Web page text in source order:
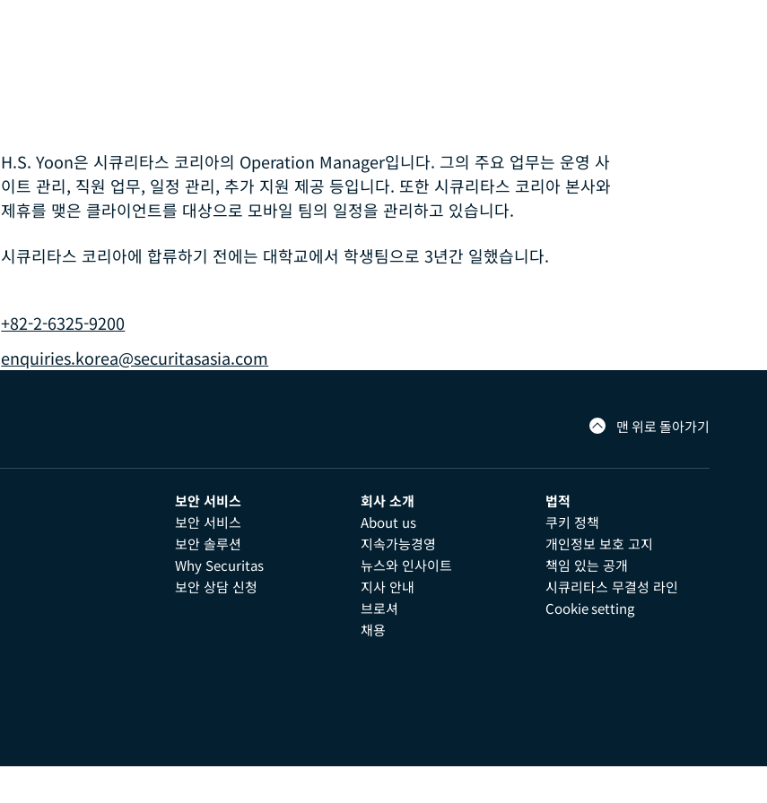
H.S. Yoon은 시큐리타스 코리아의 Operation Manager입니다. 그의 주요 업무는 운영 사
이트 관리, 직원 업무, 일정 관리, 추가 지원 제공 등입니다. 또한 시큐리타스 코리아 본사와
제휴를 맺은 클라이언트를 대상으로 모바일 팀의 일정을 관리하고 있습니다.
시큐리타스 코리아에 합류하기 전에는 대학교에서 학생팀으로 3년간 일했습니다.
+82-2-6325-9200
enquiries.korea@securitasasia.com
맨 위로 돌아가기
보안 서비스
보안 서비스
보안 솔루션
Why Securitas
보안 상담 신청
회사 소개
About us
지속가능경영
뉴스와 인사이트
지사 안내
브로셔
채용
법적
쿠키 정책
개인정보 보호 고지
책임 있는 공개
시큐리타스 무결성 라인
Cookie setting